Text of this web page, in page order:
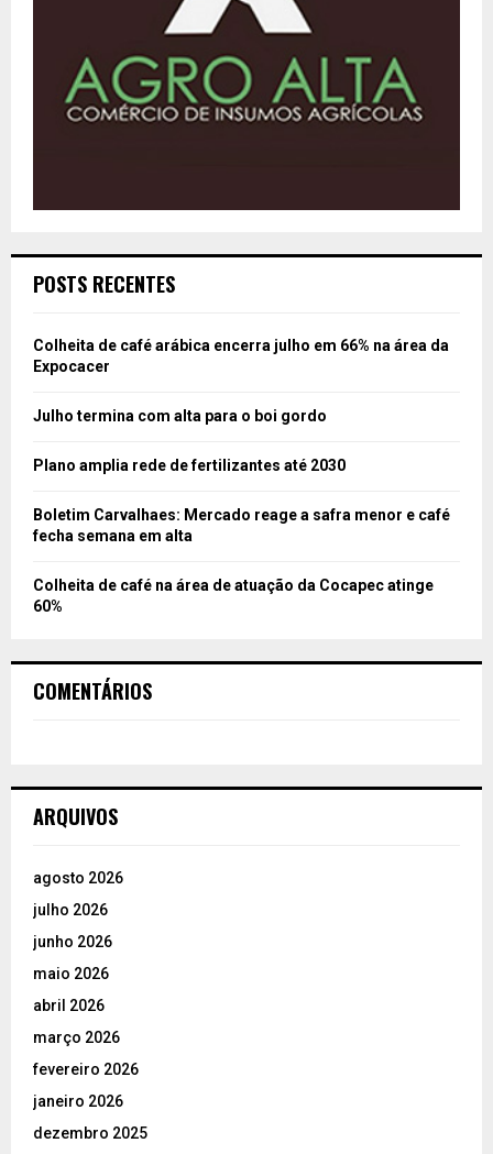
POSTS RECENTES
Colheita de café arábica encerra julho em 66% na área da
Expocacer
Julho termina com alta para o boi gordo
Plano amplia rede de fertilizantes até 2030
Boletim Carvalhaes: Mercado reage a safra menor e café
fecha semana em alta
Colheita de café na área de atuação da Cocapec atinge
60%
COMENTÁRIOS
ARQUIVOS
agosto 2026
julho 2026
junho 2026
maio 2026
abril 2026
março 2026
fevereiro 2026
janeiro 2026
dezembro 2025